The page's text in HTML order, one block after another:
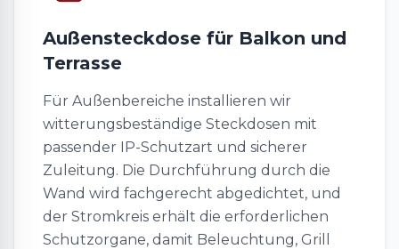
Außensteckdose für Balkon und
Terrasse
Für Außenbereiche installieren wir
witterungsbeständige Steckdosen mit
passender IP-Schutzart und sicherer
Zuleitung. Die Durchführung durch die
Wand wird fachgerecht abgedichtet, und
der Stromkreis erhält die erforderlichen
Schutzorgane, damit Beleuchtung, Grill